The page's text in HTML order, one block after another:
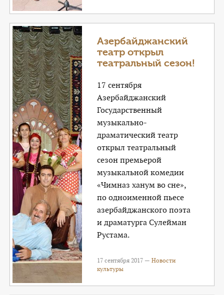
Азербайджанский
театр открыл
театральный сезон!
17 сентября
Азербайджанский
Государственный
музыкально-
драматический театр
открыл театральный
сезон премьерой
музыкальной комедии
«Чимназ ханум во сне»,
по одноименной пьесе
азербайджанского поэта
и драматурга Сулейман
Рустама.
17 сентября 2017 —Новости
культуры